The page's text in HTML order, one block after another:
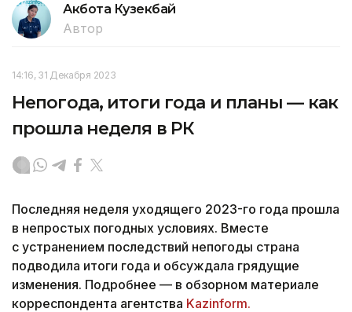
Акбота Кузекбай
Автор
14:16, 31 Декабря 2023
Непогода, итоги года и планы — как
прошла неделя в РК
Последняя неделя уходящего 2023-го года прошла
в непростых погодных условиях. Вместе
с устранением последствий непогоды страна
подводила итоги года и обсуждала грядущие
изменения. Подробнее — в обзорном материале
корреспондента агентства Kazinform.